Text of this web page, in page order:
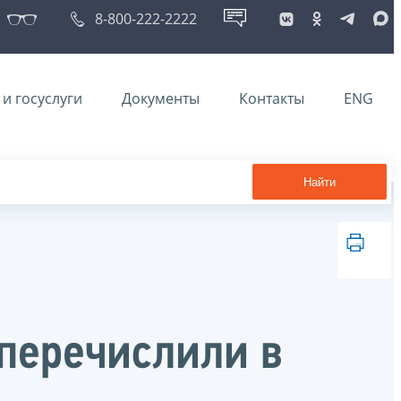
8-800-222-2222
госуслуги Документы Контакты ENG
Найти
в